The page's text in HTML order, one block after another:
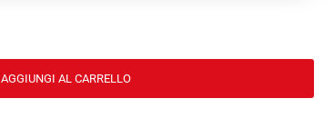
AGGIUNGI AL CARRELLO